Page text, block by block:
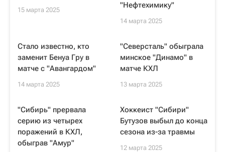
15 марта 2025
"Нефтехимику"
14 марта 2025
Стало известно, кто
заменит Бенуа Гру в
матче с "Авангардом"
14 марта 2025
"Северсталь" обыграла
минское "Динамо" в
матче КХЛ
13 марта 2025
"Сибирь" прервала
серию из четырех
поражений в КХЛ,
обыграв "Амур"
Хоккеист "Сибири"
Бутузов выбыл до конца
сезона из-за травмы
12 марта 2025